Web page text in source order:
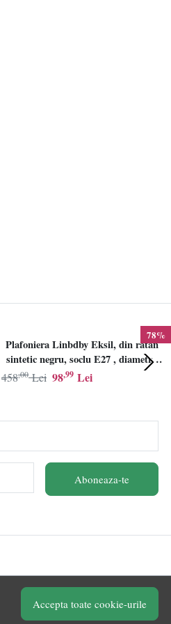
Accepta toate cookie-urile
78%
Plafoniera Linbdby Eksil, din ratan
sintetic negru, soclu E27 , diametru
46.5cm, LINDBY
98,99 Lei
458,00 Lei
Aboneaza-te